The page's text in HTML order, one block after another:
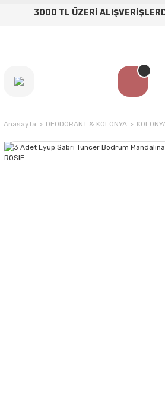
3000 TL ÜZERİ
Anasayfa DEODORANT & KOLONYA